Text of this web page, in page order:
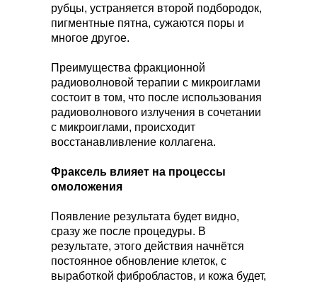
рубцы, устраняется второй подбородок,
пигментные пятна, сужаются поры и
многое другое.
Преимущества фракционной
радиоволновой терапии с микроиглами
состоит в том, что после использования
радиоволнового излучения в сочетании
с микроиглами, происходит
восстанавливление коллагена.
Фраксель влияет на процессы
омоложения
Появление результата будет видно,
сразу же после процедуры. В
результате, этого действия начнётся
постоянное обновление клеток, с
выработкой фибробластов, и кожа будет,